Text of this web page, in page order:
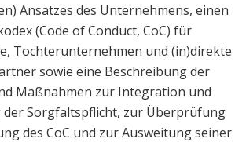
Ansatzes des Unternehmens, einen
(Code of Conduct, CoC) für
Tochterunternehmen und (in)direkte
sowie eine Beschreibung der
Maßnahmen zur Integration und
der Sorgfaltspflicht, zur Überprüfung
des CoC und zur Ausweitung seiner